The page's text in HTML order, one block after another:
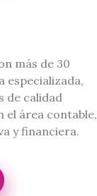
más de 30
especializada,
de calidad
el área contable,
y financiera.